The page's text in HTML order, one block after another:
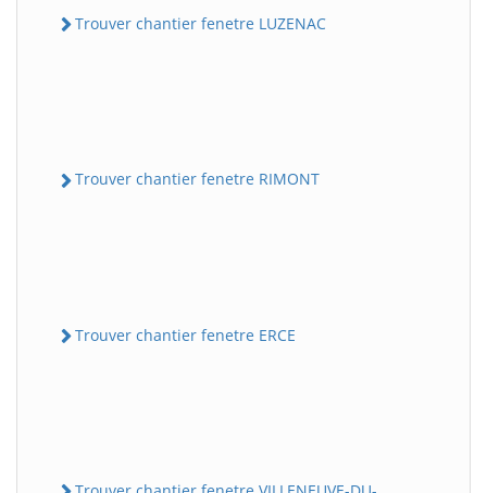
Trouver chantier fenetre LUZENAC
Trouver chantier fenetre RIMONT
Trouver chantier fenetre ERCE